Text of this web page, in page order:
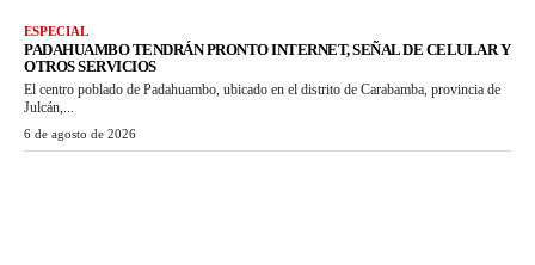
ESPECIAL
PADAHUAMBO TENDRÁN PRONTO INTERNET, SEÑAL DE CELULAR Y
OTROS SERVICIOS
El centro poblado de Padahuambo, ubicado en el distrito de Carabamba, provincia de
Julcán,...
6 de agosto de 2026